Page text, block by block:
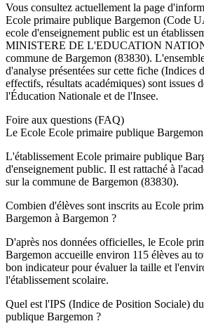
Vous consultez actuellement la page
Ecole primaire publique Bargemon (Code
ecole d'enseignement public est un
MINISTERE DE L'EDUCATION
commune de Bargemon (83830).
d'analyse présentées sur cette fiche (Indices
effectifs, résultats académiques) sont issues
l'Éducation Nationale et de l'Insee.
Foire aux questions (FAQ)
Le Ecole Ecole primaire publique
L'établissement Ecole primaire publique
d'enseignement public. Il est rattaché à
sur la commune de Bargemon (83830).
Combien d'élèves sont inscrits au Ecole
Bargemon à Bargemon ?
D'après nos données officielles, le Ecole
Bargemon accueille environ 115 élèves au
bon indicateur pour évaluer la taille et
l'établissement scolaire.
Quel est l'IPS (Indice de Position Sociale)
publique Bargemon ?